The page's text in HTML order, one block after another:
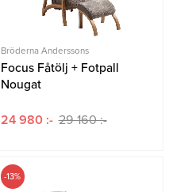
Bröderna Anderssons
Focus Fåtölj + Fotpall
Nougat
24 980 :- 29 160 :-
-13%